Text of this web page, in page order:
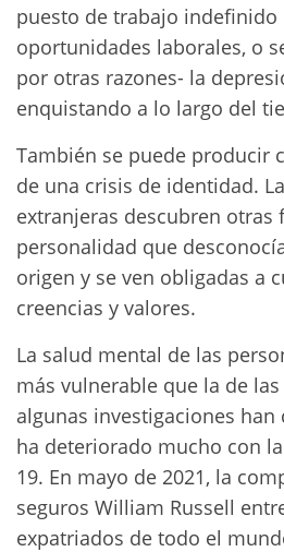
puesto de trabajo indefinido
oportunidades laborales, o
por otras razones- la
enquistando a lo largo del
También se puede producir
de una crisis de identidad.
extranjeras descubren otras
personalidad que
origen y se ven obligadas a
creencias y valores.
La salud mental de las
más vulnerable que la de
algunas investigaciones
ha deteriorado mucho con
19. En mayo de 2021, la
seguros William Russell
expatriados de todo el